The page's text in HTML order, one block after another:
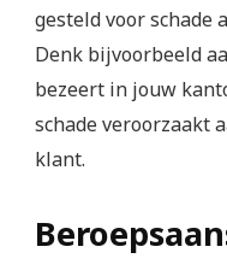
gesteld voor schade
Denk bijvoorbeeld
bezeert in jouw
schade veroorzaakt
klant.